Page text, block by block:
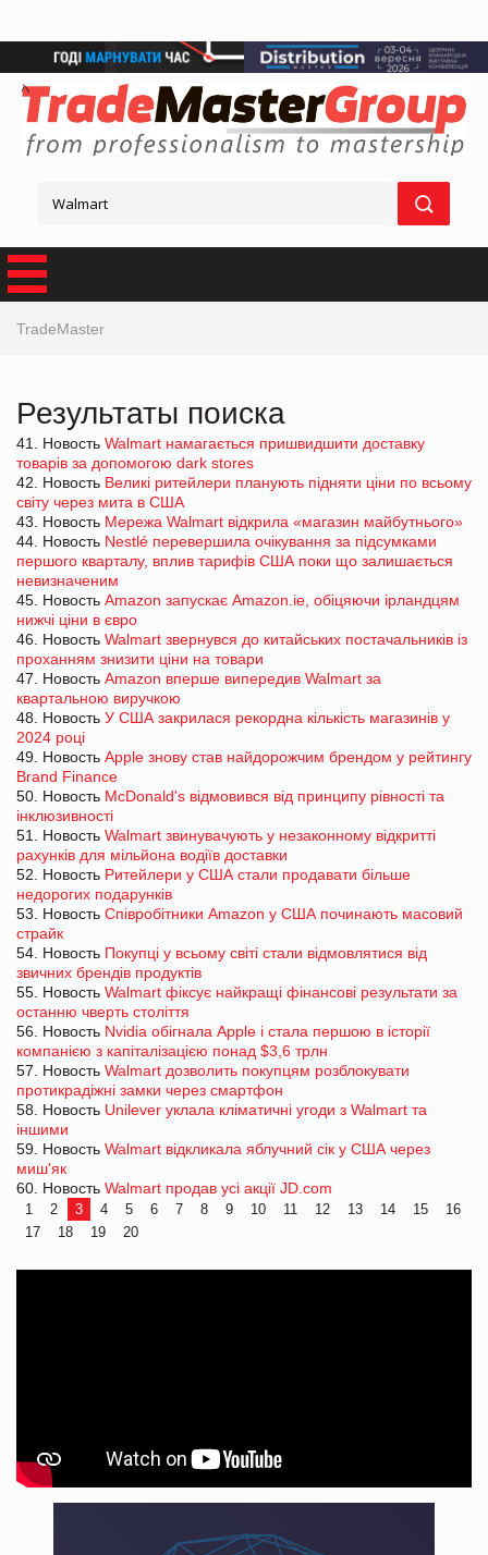
TradeMaster
Результаты поиска
41. Новость Walmart намагається пришвидшити доставку
товарів за допомогою dark stores
42. Новость Великі ритейлери планують підняти ціни по всьому
світу через мита в США
43. Новость Мережа Walmart відкрила «магазин майбутнього»
44. Новость Nestlé перевершила очікування за підсумками
першого кварталу, вплив тарифів США поки що залишається
невизначеним
45. Новость Amazon запускає Amazon.ie, обіцяючи ірландцям
нижчі ціни в євро
46. Новость Walmart звернувся до китайських постачальників із
проханням знизити ціни на товари
47. Новость Amazon вперше випередив Walmart за
квартальною виручкою
48. Новость У США закрилася рекордна кількість магазинів у
2024 році
49. Новость Apple знову став найдорожчим брендом у рейтингу
Brand Finance
50. Новость McDonald's відмовився від принципу рівності та
інклюзивності
51. Новость Walmart звинувачують у незаконному відкритті
рахунків для мільйона водіїв доставки
52. Новость Ритейлери у США стали продавати більше
недорогих подарунків
53. Новость Співробітники Amazon у США починають масовий
страйк
54. Новость Покупці у всьому світі стали відмовлятися від
звичних брендів продуктів
55. Новость Walmart фіксує найкращі фінансові результати за
останню чверть століття
56. Новость Nvidia обігнала Apple і стала першою в історії
компанією з капіталізацією понад $3,6 трлн
57. Новость Walmart дозволить покупцям розблокувати
протикрадіжні замки через смартфон
58. Новость Unilever уклала кліматичні угоди з Walmart та
іншими
59. Новость Walmart відкликала яблучний сік у США через
миш'як
60. Новость Walmart продав усі акції JD.com
1 2 3 4 5 6 7 8 9 10 11 12 13 14 15
16
17
18 19 20